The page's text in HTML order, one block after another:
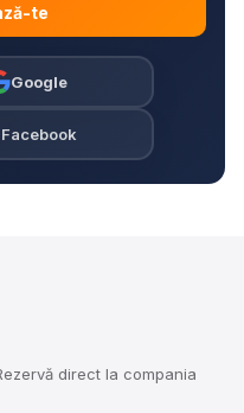
te
Google
Facebook
direct la compania